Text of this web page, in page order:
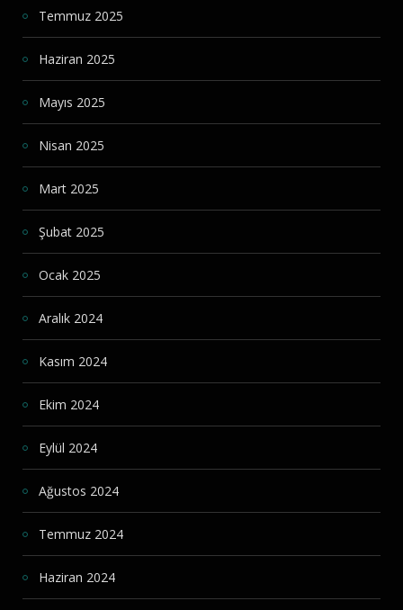
Temmuz 2025
Haziran 2025
Mayıs 2025
Nisan 2025
Mart 2025
Şubat 2025
Ocak 2025
Aralık 2024
Kasım 2024
Ekim 2024
Eylül 2024
Ağustos 2024
Temmuz 2024
Haziran 2024